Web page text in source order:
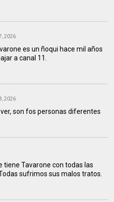
2026
es un ñoqui hace mil años
a canal 11.
2026
son fos personas diferentes
tiene Tavarone con todas las
sufrimos sus malos tratos.